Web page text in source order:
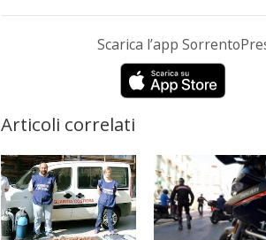
Scarica l’app
Articoli correlati